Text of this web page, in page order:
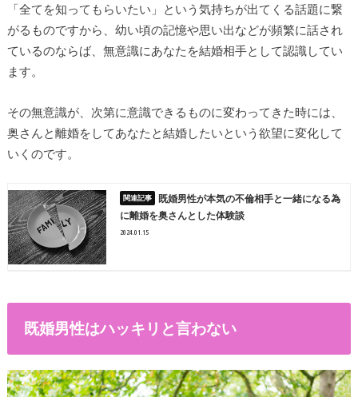
「全てを知ってもらいたい」という気持ちが出てくる話題に繋
がるものですから、幼い頃の記憶や思い出などが頻繁に話され
ているのならば、無意識にあなたを結婚相手として認識してい
ます。
その無意識が、次第に意識できるものに変わってきた時には、
奥さんと離婚をしてあなたと結婚したいという欲望に変化して
いくのです。
既婚男性が本気の不倫相手と一緒になる為
に離婚を奥さんとした体験談
2024.01.15
既婚男性はハッキリと言わない